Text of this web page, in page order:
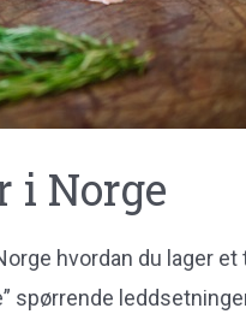
i Norge
hvordan du lager
spørrende